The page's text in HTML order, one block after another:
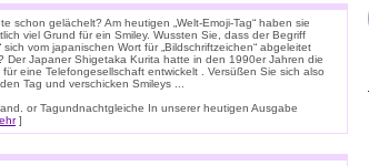
schon gelächelt? Am heutigen „Welt-Emoji-Tag“ haben sie
viel Grund für ein Smiley. Wussten Sie, dass der Begriff
sich vom japanischen Wort für „Bildschriftzeichen“ abgeleitet
Der Japaner Shigetaka Kurita hatte in den 1990er Jahren die
für eine Telefongesellschaft entwickelt . Versüßen Sie sich also
Tag und verschicken Smileys ...
or Tagundnachtgleiche In unserer heutigen Ausgabe
]